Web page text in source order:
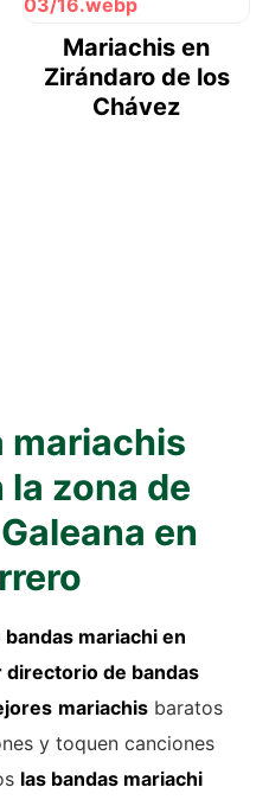
Mariachis en
Zirándaro de los
Chávez
mariachis
zona de
en
bandas mariachi en
directorio de bandas
mariachis baratos
y toquen canciones
las bandas mariachi